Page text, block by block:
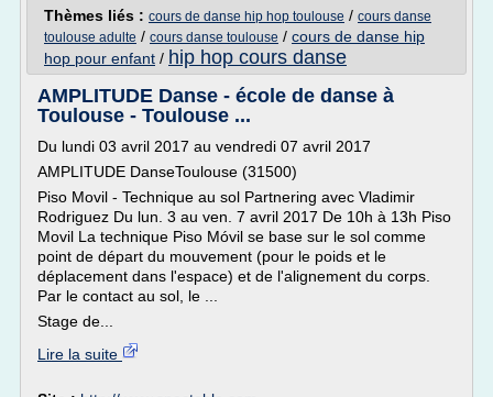
Thèmes liés : cours de danse hip hop toulouse / cours danse
toulouse adulte / cours danse toulouse / cours de danse hip
hop pour enfant / hip hop cours danse
AMPLITUDE Danse - école de danse à
Toulouse - Toulouse ...
Du lundi 03 avril 2017 au vendredi 07 avril 2017
AMPLITUDE DanseToulouse (31500)
Piso Movil - Technique au sol Partnering avec Vladimir
Rodriguez Du lun. 3 au ven. 7 avril 2017 De 10h à 13h Piso
Movil La technique Piso Móvil se base sur le sol comme
point de départ du mouvement (pour le poids et le
déplacement dans l'espace) et de l'alignement du corps.
Par le contact au sol, le ...
Stage de...
Lire la suite